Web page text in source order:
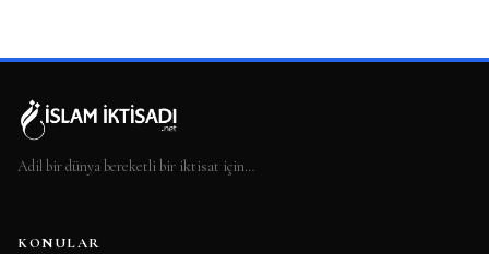
Adil bir dünya bereketli bir iktisat için…
KONULAR